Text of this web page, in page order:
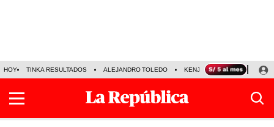
HOY TINKA RESULTADOS ALEJANDRO TOLEDO KENJI FUJIMORI